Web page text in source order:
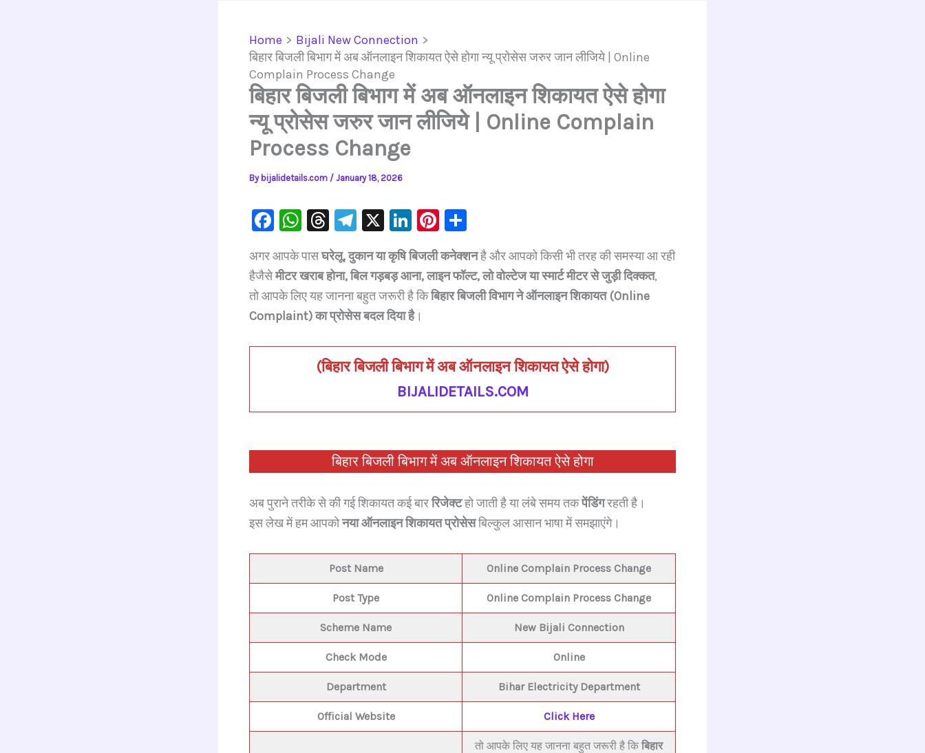
Home
Bijali New Connection
बिहार बिजली बिभाग में अब ऑनलाइन शिकायत ऐसे होगा न्यू प्रोसेस जरुर जान लीजिये | Online
Complain Process Change
बिहार बिजली बिभाग में अब ऑनलाइन शिकायत ऐसे होगा
न्यू प्रोसेस जरुर जान लीजिये | Online Complain
Process Change
By bijalidetails.com / January 18, 2026
F
c
e
b
o
o
W
at
s
A
p
p
T
hr
e
a
d
s
Te
gr
a
m
X
Li
n
k
e
dI
n
Pi
nt
er
e
st
ar
e
अगर आपके पासघरेलू, दुकान या कृषि बिजली कनेक्शनहै और आपको किसी भी तरह की समस्या आ रही
हैजैसेमीटर खराब होना, बिल गड़बड़ आना, लाइन फॉल्ट, लो वोल्टेज या स्मार्ट मीटर से जुड़ी दिक्कत,
तो आपके लिए यह जानना बहुत जरूरी है किबिहार बिजली विभाग ने ऑनलाइन शिकायत (Online
Complaint) का प्रोसेस बदल दिया है।
(बिहार बिजली बिभाग में अब ऑनलाइन शिकायत ऐसे होगा)
BIJALIDETAILS.COM
बिहार बिजली बिभाग में अब ऑनलाइन शिकायत ऐसे होगा
अब पुराने तरीके से की गई शिकायत कई बाररिजेक्टहो जाती है या लंबे समय तकपेंडिंगरहती है।
इस लेख में हम आपकोनया ऑनलाइन शिकायत प्रोसेसबिल्कुल आसान भाषा में समझाएंगे।
Post Name Online Complain Process Change
Post Type Online Complain Process Change
Scheme Name New Bijali Connection
Check Mode Online
Department Bihar Electricity Department
Official Website Click Here
तो आपके लिए यह जानना बहुत जरूरी है कि बिहार